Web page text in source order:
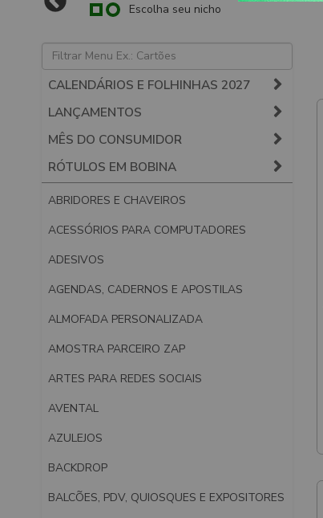
Escolha seu nicho
CALENDÁRIOS E FOLHINHAS 2027
LANÇAMENTOS
MÊS DO CONSUMIDOR
RÓTULOS EM BOBINA
ABRIDORES E CHAVEIROS
ACESSÓRIOS PARA COMPUTADORES
ADESIVOS
AGENDAS, CADERNOS E APOSTILAS
ALMOFADA PERSONALIZADA
AMOSTRA PARCEIRO ZAP
ARTES PARA REDES SOCIAIS
AVENTAL
AZULEJOS
BACKDROP
BALCÕES, PDV, QUIOSQUES E EXPOSITORES